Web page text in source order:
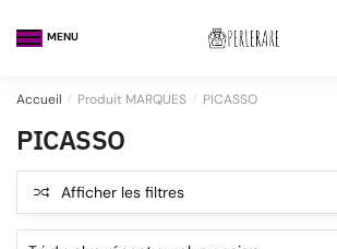
MENU
Accueil / Produit MARQUES / PICASSO
PICASSO
Afficher les filtres